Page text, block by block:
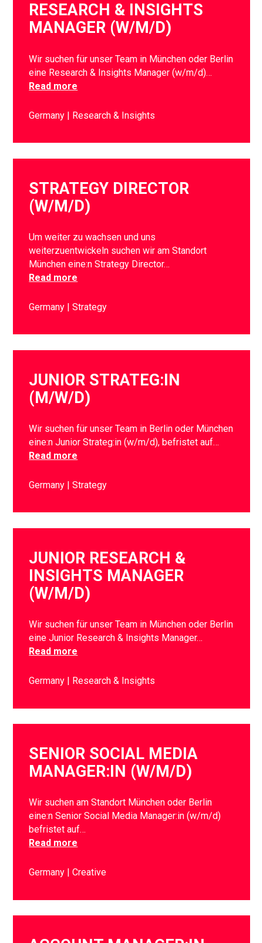
RESEARCH & INSIGHTS
MANAGER (W/M/D)
Wir suchen für unser Team in München oder Berlin
eine Research & Insights Manager (w/m/d)…
Read more
Germany Research & Insights
STRATEGY DIRECTOR
(W/M/D)
Um weiter zu wachsen und uns
weiterzuentwickeln suchen wir am Standort
München eine:n Strategy Director…
Read more
Germany Strategy
JUNIOR STRATEG:IN
(M/W/D)
Wir suchen für unser Team in Berlin oder München
eine:n Junior Strateg:in (w/m/d), befristet auf…
Read more
Germany Strategy
JUNIOR RESEARCH &
INSIGHTS MANAGER
(W/M/D)
Wir suchen für unser Team in München oder Berlin
eine Junior Research & Insights Manager…
Read more
Germany Research & Insights
SENIOR SOCIAL MEDIA
MANAGER:IN (W/M/D)
Wir suchen am Standort München oder Berlin
eine:n Senior Social Media Manager:in (w/m/d)
befristet auf…
Read more
Germany Creative